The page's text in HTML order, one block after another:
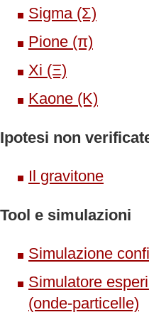
Sigma (Σ)
Pione (π)
Xi (Ξ)
Kaone (K)
Ipotesi non
Il gravitone
Tool e simulazioni
Simulazione
Simulatore
(onde-particelle)